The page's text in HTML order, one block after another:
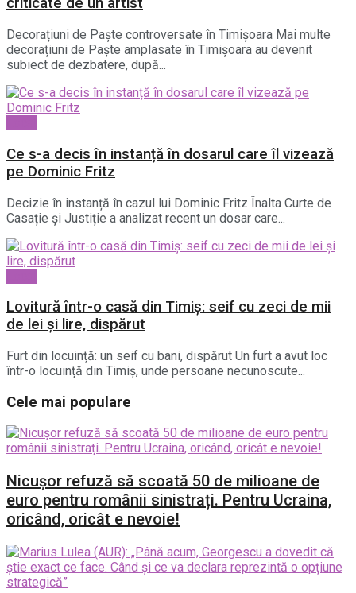
Decorațiuni de Paște controversate în Timișoara Mai multe
decorațiuni de Paște amplasate în Timișoara au devenit
subiect de dezbatere, după...
Ce s-a decis în instanță în dosarul care îl vizează
pe Dominic Fritz
Decizie în instanță în cazul lui Dominic Fritz Înalta Curte de
Casație și Justiție a analizat recent un dosar care...
Lovitură într-o casă din Timiș: seif cu zeci de mii
de lei și lire, dispărut
Furt din locuință: un seif cu bani, dispărut Un furt a avut loc
într-o locuință din Timiș, unde persoane necunoscute...
Cele mai populare
Nicușor refuză să scoată 50 de milioane de
euro pentru românii sinistrați. Pentru Ucraina,
oricând, oricât e nevoie!